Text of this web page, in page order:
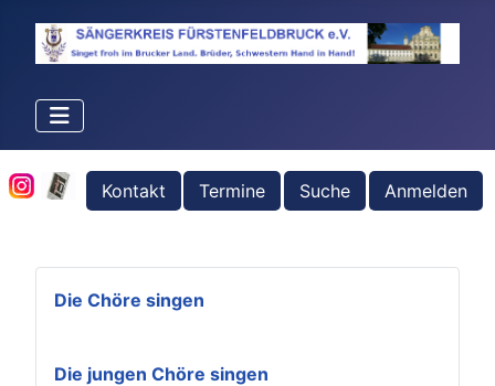
Kontakt Termine Suche Anmelden
Die Chöre singen
Die jungen Chöre singen